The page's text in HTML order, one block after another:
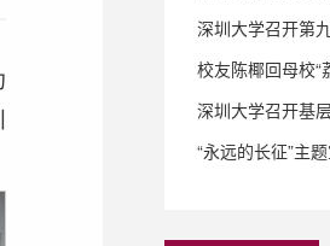
“永远的长征”主